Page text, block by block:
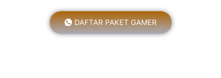
DAFTAR PAKET GAMER